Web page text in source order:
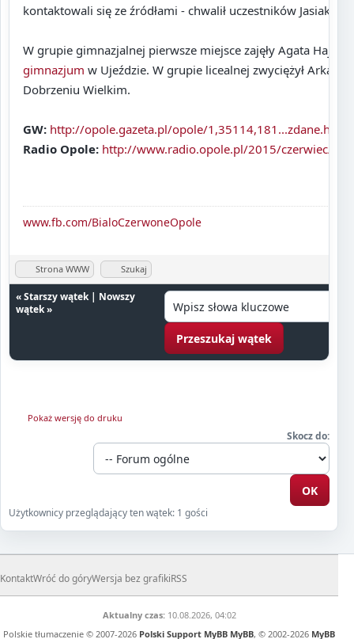
kontaktowali się ze źródłami - chwalił uczestników Jasiak.
W grupie gimnazjalnej pierwsze miejsce zajęły Agata
gimnazjum w Ujeździe. W grupie licealnej zwyciężył
Dobrzeniu Wielkim.
GW: http://opole.gazeta.pl/opole/1,35114,181...zdane.html
Radio Opole: http://www.radio.opole.pl/2015/czerwiec/
www.fb.com/BialoCzerwoneOpole
Strona WWW Szukaj
«Starszy wątek| Nowszy
wątek»
Pokaż wersję do druku
Skocz do:
Użytkownicy przeglądający ten wątek: 1 gości
KontaktWróć do góryWersja bez grafikiRSS
Aktualny czas:10.08.2026, 04:02
Polskie tłumaczenie © 2007-2026 Polski Support MyBB MyBB, © 2002-2026 MyBB